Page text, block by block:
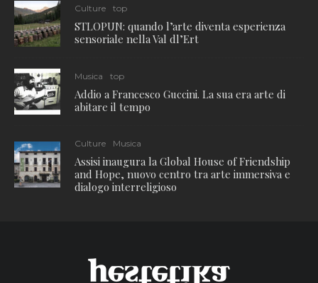
Culture top
STLOPUN: quando l’arte diventa esperienza
sensoriale nella Val dl’Ert
Musica top
Addio a Francesco Guccini. La sua era arte di
abitare il tempo
Culture Musica
Assisi inaugura la Global House of Friendship
and Hope, nuovo centro tra arte immersiva e
dialogo interreligioso